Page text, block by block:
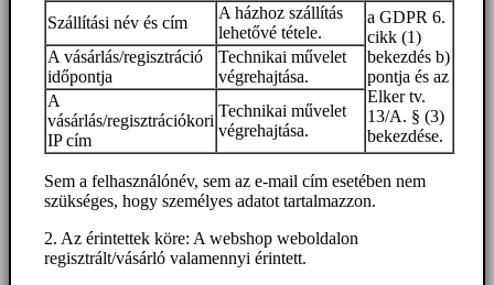
Szállítási név és cím
A házhoz szállítás
lehetővé tétele.
a GDPR 6.
cikk (1)
bekezdés b)
pontja és az
Elker tv.
13/A. § (3)
bekezdése.
A vásárlás/regisztráció
időpontja
Technikai művelet
végrehajtása.
A
vásárlás/regisztrációkori
IP cím
Technikai művelet
végrehajtása.
Sem a felhasználónév, sem az e-mail cím esetében nem
szükséges, hogy személyes adatot tartalmazzon.
2. Az érintettek köre: A webshop weboldalon
regisztrált/vásárló valamennyi érintett.